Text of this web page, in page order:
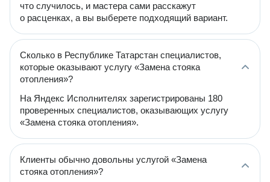
что случилось, и мастера сами расскажут
о расценках, а вы выберете подходящий вариант.
Сколько в Республике Татарстан специалистов,
которые оказывают услугу «Замена стояка
отопления»?
На Яндекс Исполнителях зарегистрированы 180
проверенных специалистов, оказывающих услугу
«Замена стояка отопления».
Клиенты обычно довольны услугой «Замена
стояка отопления»?